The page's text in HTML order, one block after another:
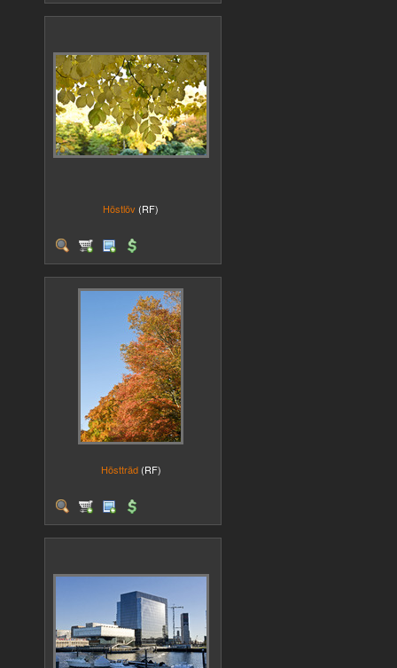
Höstlöv (RF)
Höstträd (RF)